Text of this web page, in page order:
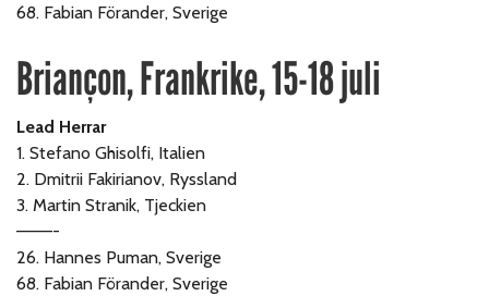
68. Fabian Förander, Sverige
Briançon, Frankrike, 15-18 juli
Lead Herrar
1. Stefano Ghisolfi, Italien
2. Dmitrii Fakirianov, Ryssland
3. Martin Stranik, Tjeckien
———-
26. Hannes Puman, Sverige
68. Fabian Förander, Sverige